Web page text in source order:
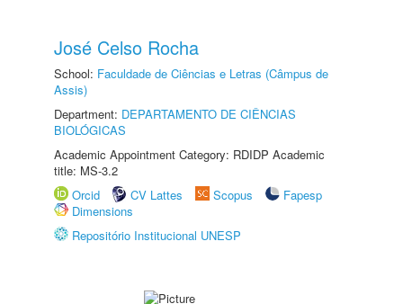
José Celso Rocha
School: Faculdade de Ciências e Letras (Câmpus de
Assis)
Department: DEPARTAMENTO DE CIÊNCIAS
BIOLÓGICAS
Academic Appointment Category: RDIDP Academic
title: MS-3.2
Orcid
CV Lattes Scopus
Fapesp
Dimensions
Repositório Institucional UNESP